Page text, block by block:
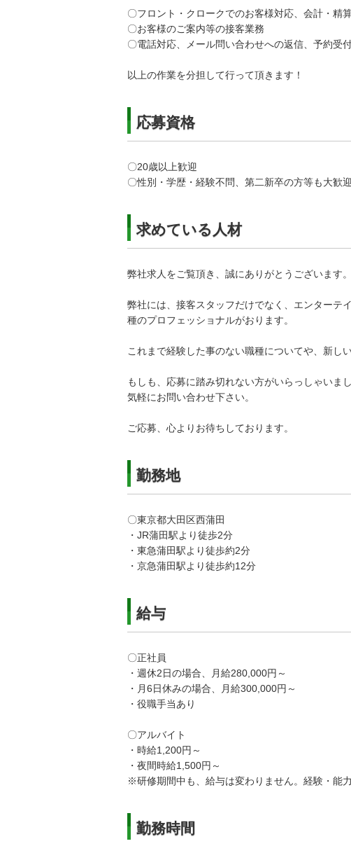
〇フロント・クロークでのお客様対応、会計・精
〇お客様のご案内等の接客業務
〇電話対応、メール問い合わせへの返信、予約受
以上の作業を分担して行って頂きます！
応募資格
〇20歳以上歓迎
〇性別・学歴・経験不問、第二新卒の方等も大歓
求めている人材
弊社求人をご覧頂き、誠にありがとうございます。
弊社には、接客スタッフだけでなく、エンターテ
種のプロフェッショナルがおります。
これまで経験した事のない職種についてや、新し
もしも、応募に踏み切れない方がいらっしゃいま
気軽にお問い合わせ下さい。
ご応募、心よりお待ちしております。
勤務地
〇東京都大田区西蒲田
・JR蒲田駅より徒歩2分
・東急蒲田駅より徒歩約2分
・京急蒲田駅より徒歩約12分
給与
〇正社員
・週休2日の場合、月給280,000円～
・月6日休みの場合、月給300,000円～
・役職手当あり
〇アルバイト
・時給1,200円～
・夜間時給1,500円～
※研修期間中も、給与は変わりません。経験・能
勤務時間